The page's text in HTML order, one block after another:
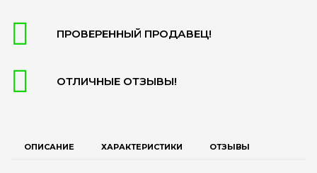
ПРОВЕРЕННЫЙ ПРОДАВЕЦ!
ОТЛИЧНЫЕ ОТЗЫВЫ!
ОПИСАНИЕ ХАРАКТЕРИСТИКИ ОТЗЫВЫ